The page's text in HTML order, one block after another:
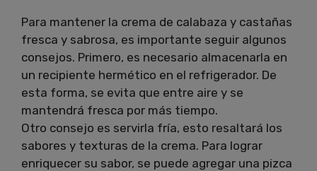
Para mantener la crema de calabaza y castañas
fresca y sabrosa, es importante seguir algunos
consejos. Primero, es necesario almacenarla en
un recipiente hermético en el refrigerador. De
esta forma, se evita que entre aire y se
mantendrá fresca por más tiempo.
Otro consejo es servirla fría, esto resaltará los
sabores y texturas de la crema. Para lograr
enriquecer su sabor, se puede agregar una pizca